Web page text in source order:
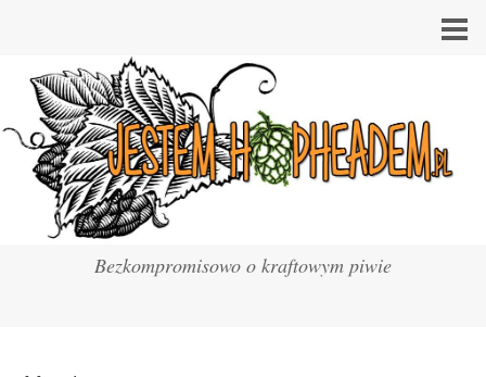
Bezkompromisowo o kraftowym piwie